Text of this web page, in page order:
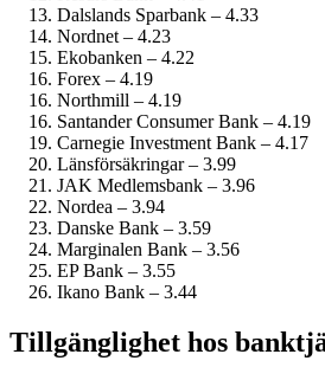
Dalslands Sparbank – 4.33
Nordnet – 4.23
Ekobanken – 4.22
Forex – 4.19
Northmill – 4.19
Santander Consumer Bank – 4.19
Carnegie Investment Bank – 4.17
Länsförsäkringar – 3.99
JAK Medlemsbank – 3.96
Nordea – 3.94
Danske Bank – 3.59
Marginalen Bank – 3.56
EP Bank – 3.55
Ikano Bank – 3.44
Tillgänglighet hos